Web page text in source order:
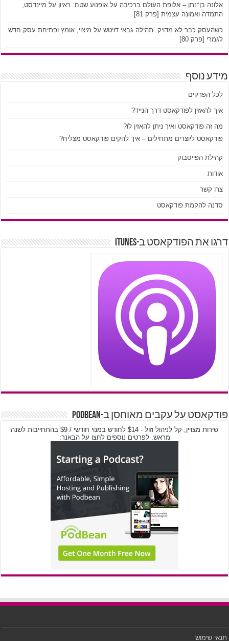
אלונה בן־נתן – אלופת העולם ברכיבה על אופנוע שטח: ראיון על מיינדסט,
התמדה ואמונה עצמית [פרק 81]
כשהעסק כבר לא מדויק: תהילה גבאי דויטש על מיצוי, אומץ ופתיחת עסק חדש
לגמרי [פרק 80]
מידע נוסף
לכל הפרקים
איך להאזין לפודקאסט דרך הנייד?
מה זה פודקאסט ואיך ניתן להאזין לו?
פודקאסט ליוצרים מתחילים – איך להקים פודקאסט מצליח?
קהילת הפייסבוק
אודות
צרו קשר
סדנה להקמת פודקאסט
דרגו את הפודקאסט ב-iTunes
פודקאסט על עקבים מאוחסן ב-PodBean
שירות מצויין, קל לניהול וזול - $14 לחודש במנוי חודשי / $9 בהתחייבות לשנה
מראש. לפרטים נוספים לחצו על הבאנר:
תנאי שימוש